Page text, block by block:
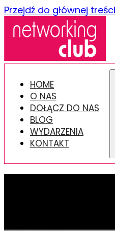
Przejdź do głównej treści
HOME
O NAS
DOŁĄCZ DO NAS
BLOG
WYDARZENIA
KONTAKT